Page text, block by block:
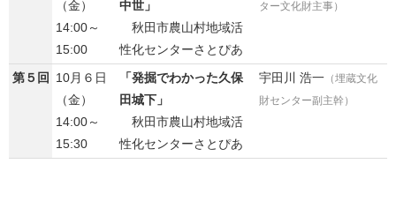
（金）
14:00～
15:00
中世」
秋田市農山村地域活
性化センターさとぴあ
ター文化財主事）
第５回
10月６日
（金）
14:00～
15:30
「発掘でわかった久保
田城下」
秋田市農山村地域活
性化センターさとぴあ
宇田川 浩一（埋蔵文化
財センター副主幹）